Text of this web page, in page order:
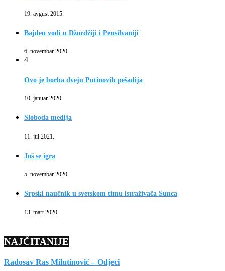
19. avgust 2015.
Bajden vodi u Džordžiji i Pensilvaniji
6. novembar 2020.
4
Ovo je borba dveju Putinovih pešadija
10. januar 2020.
Sloboda medija
11. jul 2021.
Još se igra
5. novembar 2020.
Srpski naučnik u svetskom timu istraživača Sunca
13. mart 2020.
NAJČITANIJE
Radosav Ras Milutinović – Odjeci